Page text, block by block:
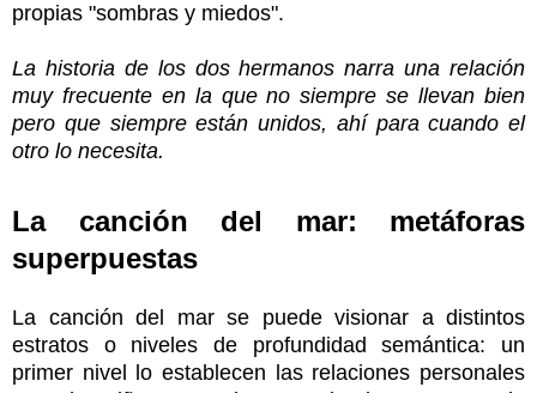
propias "sombras y miedos".
La historia de los dos hermanos narra una relación
muy frecuente en la que no siempre se llevan bien
pero que siempre están unidos, ahí para cuando el
otro lo necesita.
La canción del mar: metáforas
superpuestas
La canción del mar se puede visionar a distintos
estratos o niveles de profundidad semántica: un
primer nivel lo establecen las relaciones personales